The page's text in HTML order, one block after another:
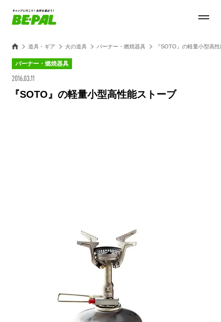
道具・ギア 火の道具 バーナー・燃焼器具 『SOTO』の軽量小型高
バーナー・燃焼器具
2016.03.11
『SOTO』の軽量小型高性能ストーブ